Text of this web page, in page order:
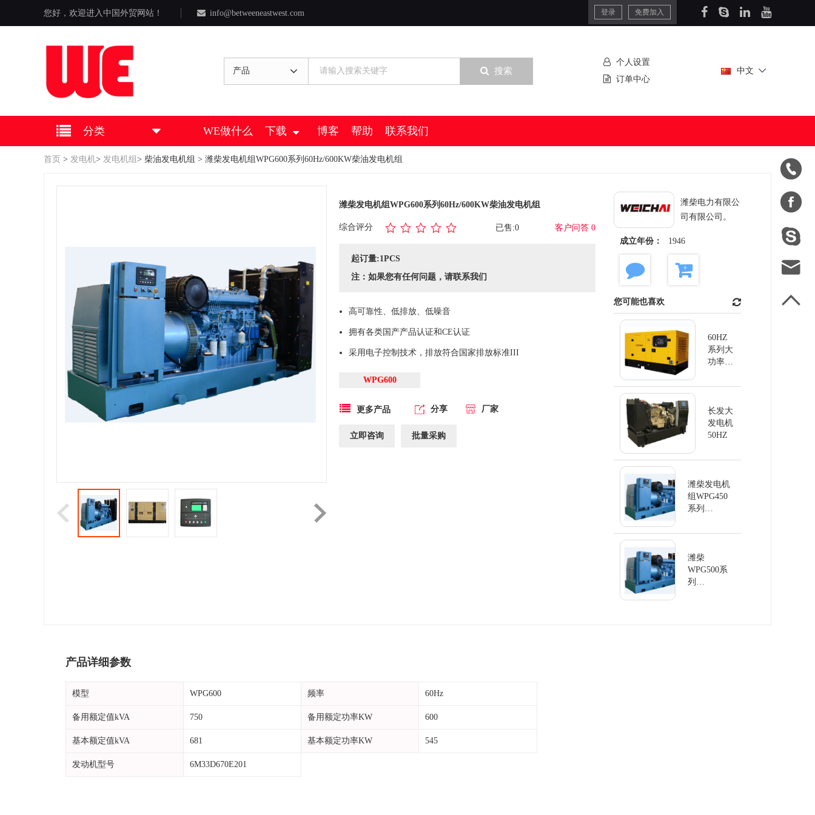
您好，欢迎进入中国外贸网站！ info@betweeneastwest.com 登录 免费加入





产品 搜索
个人设置
订单中心
中文
分类 WE做什么 下载 博客 帮助 联系我们
首页 > 发电机> 发电机组 > 柴油发电机组 > 潍柴发电机组WPG600系列60Hz/600KW柴油发电机组
潍柴发电机组WPG600系列60Hz/600KW柴油发电机组
综合评分 已售:0 客户问答 0
起订量:1PCS
注：如果您有任何问题，请联系我们
高可靠性、低排放、低噪音
拥有各类国产产品认证和CE认证
采用电子控制技术，排放符合国家排放标准III
WPG600
更多产品 分享 厂家
立即咨询 批量采购
潍柴电力有限公
司有限公司。
成立年份： 1946
您可能也喜欢
60HZ
系列大
功率发
长发大
发电机
50HZ
潍柴发电机
组WPG450
系列
柴油发电机
潍柴
WPG500系
列
产品详细参数
模型 WPG600 频率 60Hz
备用额定值kVA 750 备用额定功率KW 600
基本额定值kVA 681 基本额定功率KW 545
发动机型号 6M33D670E201